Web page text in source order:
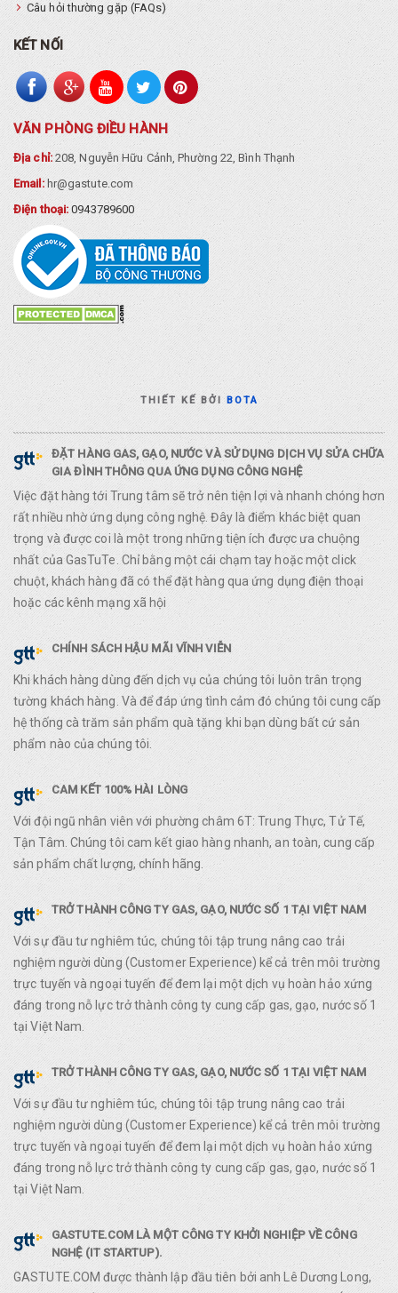
Câu hỏi thường gặp (FAQs)
KẾT NỐI
VĂN PHÒNG ĐIỀU HÀNH
Địa chỉ:208, Nguyễn Hữu Cảnh, Phường 22, Bình Thạnh
Email: hr@gastute.com
Điện thoại:0943789600
THIẾT KẾ BỞIBOTA
ĐẶT HÀNG GAS, GẠO, NƯỚC VÀ SỬ DỤNG DỊCH VỤ SỬA CHỮA
GIA ĐÌNH THÔNG QUA ỨNG DỤNG CÔNG NGHỆ
Việc đặt hàng tới Trung tâm sẽ trở nên tiện lợi và nhanh chóng hơn
rất nhiều nhờ ứng dụng công nghệ. Đây là điểm khác biệt quan
trọng và được coi là một trong những tiện ích được ưa chuộng
nhất của GasTuTe. Chỉ bằng một cái chạm tay hoặc một click
chuột, khách hàng đã có thể đặt hàng qua ứng dụng điện thoại
hoặc các kênh mạng xã hội
CHÍNH SÁCH HẬU MÃI VĨNH VIỄN
Khi khách hàng dùng đến dịch vụ của chúng tôi luôn trân trọng
tường khách hàng. Và để đáp ứng tình cảm đó chúng tôi cung cấp
hệ thống cà trăm sản phẩm quà tặng khi bạn dùng bất cứ sản
phẩm nào của chúng tôi.
CAM KẾT 100% HÀI LÒNG
Với đội ngũ nhân viên với phường châm 6T: Trung Thực, Tử Tế,
Tận Tâm. Chúng tôi cam kết giao hàng nhanh, an toàn, cung cấp
sản phẩm chất lượng, chính hãng.
TRỞ THÀNH CÔNG TY GAS, GẠO, NƯỚC SỐ 1 TẠI VIỆT NAM
Với sự đầu tư nghiêm túc, chúng tôi tập trung nâng cao trải
nghiệm người dùng (Customer Experience) kể cả trên môi trường
trực tuyến và ngoại tuyến để đem lại một dịch vụ hoàn hảo xứng
đáng trong nỗ lực trở thành công ty cung cấp gas, gạo, nước số 1
tại Việt Nam.
TRỞ THÀNH CÔNG TY GAS, GẠO, NƯỚC SỐ 1 TẠI VIỆT NAM
Với sự đầu tư nghiêm túc, chúng tôi tập trung nâng cao trải
nghiệm người dùng (Customer Experience) kể cả trên môi trường
trực tuyến và ngoại tuyến để đem lại một dịch vụ hoàn hảo xứng
đáng trong nỗ lực trở thành công ty cung cấp gas, gạo, nước số 1
tại Việt Nam.
GASTUTE.COM LÀ MỘT CÔNG TY KHỞI NGHIỆP VỀ CÔNG
NGHỆ (IT STARTUP).
GASTUTE.COM được thành lập đầu tiên bởi anh Lê Dương Long,